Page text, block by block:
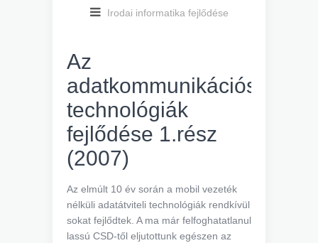
Irodai informatika fejlődése
Az
adatkommunikációs
technológiák
fejlődése 1.rész
(2007)
Az elmúlt 10 év során a mobil vezeték
nélküli adatátviteli technológiák rendkívül
sokat fejlődtek. A ma már felfoghatatlanul
lassú CSD-től eljutottunk egészen az